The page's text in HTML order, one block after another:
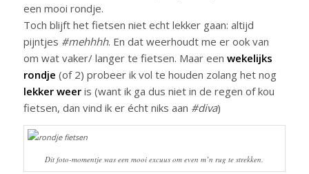
een mooi rondje.
Toch blijft het fietsen niet echt lekker gaan: altijd
pijntjes #mehhhh. En dat weerhoudt me er ook van
om wat vaker/ langer te fietsen. Maar een wekelijks
rondje (of 2) probeer ik vol te houden zolang het nog
lekker weeris (want ik ga dus niet in de regen of kou
fietsen, dan vind ik er écht niks aan #diva)
Dit foto-momentje was een mooi excuus om even m’n rug te strekken.